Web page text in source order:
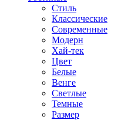
Стиль
Классические
Современные
Модерн
Хай-тек
Цвет
Белые
Венге
Светлые
Темные
Размер